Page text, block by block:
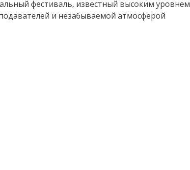
фестиваль, известный высоким уровнем
и незабываемой атмосферой